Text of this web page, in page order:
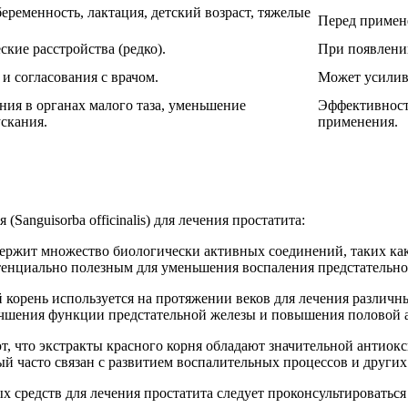
лактация, детский возраст, тяжелые
Перед
расстройства (редко).
При
согласования с врачом.
Может
в органах малого таза, уменьшение
применения.
officinalis) для лечения простатита:
множество биологически активных соединений, таких
полезным для уменьшения воспаления
используется на протяжении веков для лечения
функции предстательной железы и повышения половой
что экстракты красного корня обладают значительной
часто связан с развитием воспалительных процессов и
для лечения простатита следует